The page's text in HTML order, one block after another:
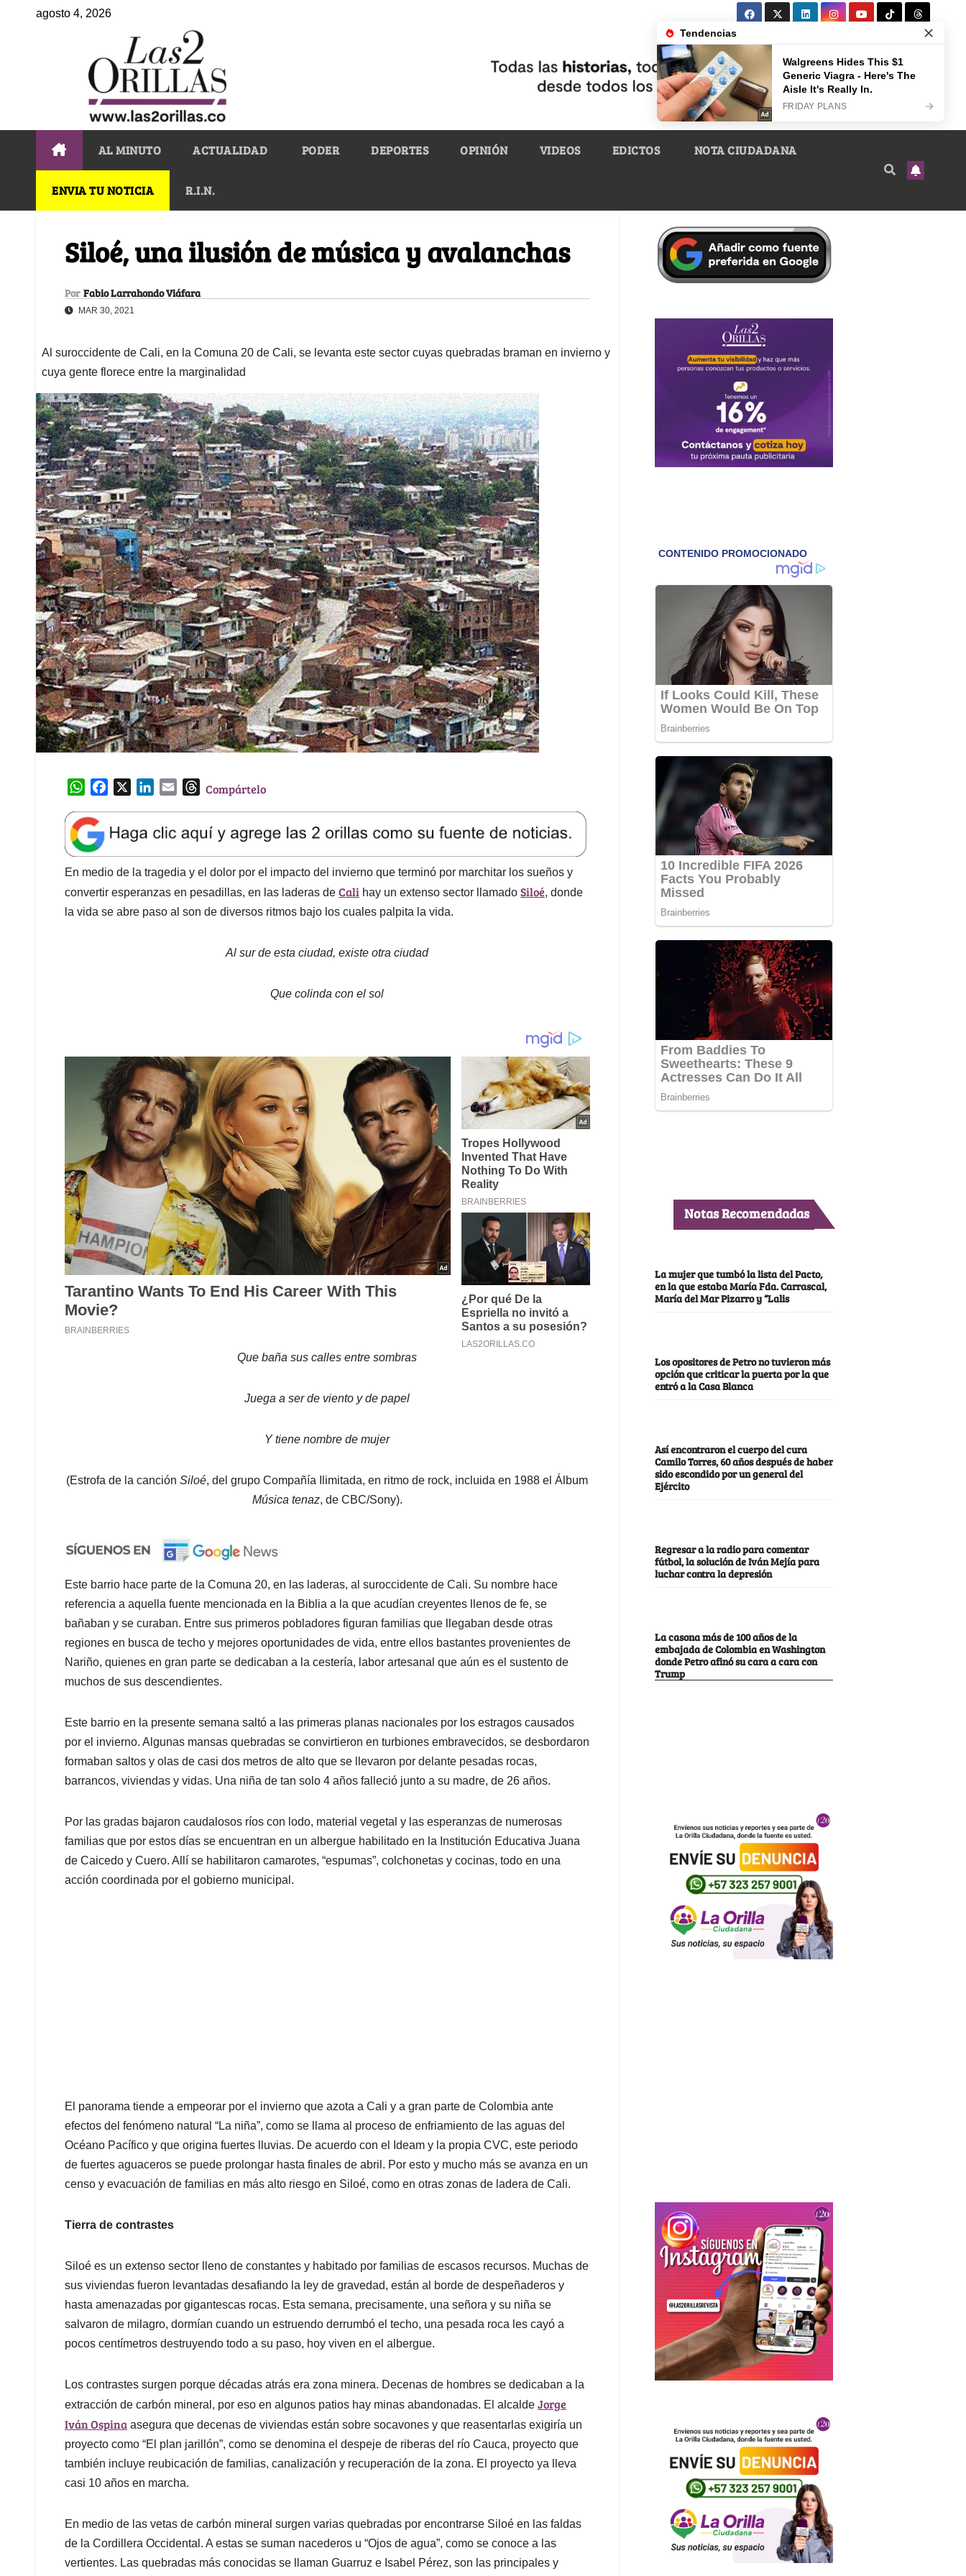
agosto 4, 2026
AL MINUTO ACTUALIDAD PODER DEPORTES OPINIÓN VIDEOS EDICTOS NOTA CIUDADANA
ENVIA TU NOTICIA R.I.N.
Siloé, una ilusión de música y avalanchas
Por Fabio Larrahondo Viáfara
MAR 30, 2021
Al suroccidente de Cali, en la Comuna 20 de Cali, se levanta este sector cuyas quebradas braman en invierno y
cuya gente florece entre la marginalidad
W
a
t
s
A
p
p
e
b
o
o
k
k
e
d
I
n
l
T
e
a
d
s
Compártelo
En medio de la tragedia y el dolor por el impacto del invierno que terminó por marchitar los sueños y
convertir esperanzas en pesadillas, en las laderas de Cali hay un extenso sector llamado Siloé, donde
la vida se abre paso al son de diversos ritmos bajo los cuales palpita la vida.
Al sur de esta ciudad, existe otra ciudad
Que colinda con el sol
Que baña sus calles entre sombras
Juega a ser de viento y de papel
Y tiene nombre de mujer
(Estrofa de la canciónSiloé, del grupo Compañía Ilimitada, en ritmo de rock, incluida en 1988 el Álbum
Música tenaz, de CBC/Sony).
Este barrio hace parte de la Comuna 20, en las laderas, al suroccidente de Cali. Su nombre hace
referencia a aquella fuente mencionada en la Biblia a la que acudían creyentes llenos de fe, se
bañaban y se curaban. Entre sus primeros pobladores figuran familias que llegaban desde otras
regiones en busca de techo y mejores oportunidades de vida, entre ellos bastantes provenientes de
Nariño, quienes en gran parte se dedicaban a la cestería, labor artesanal que aún es el sustento de
muchos de sus descendientes.
Este barrio en la presente semana saltó a las primeras planas nacionales por los estragos causados
por el invierno. Algunas mansas quebradas se convirtieron en turbiones embravecidos, se desbordaron
formaban saltos y olas de casi dos metros de alto que se llevaron por delante pesadas rocas,
barrancos, viviendas y vidas. Una niña de tan solo 4 años falleció junto a su madre, de 26 años.
Por las gradas bajaron caudalosos ríos con lodo, material vegetal y las esperanzas de numerosas
familias que por estos días se encuentran en un albergue habilitado en la Institución Educativa Juana
de Caicedo y Cuero. Allí se habilitaron camarotes, “espumas”, colchonetas y cocinas, todo en una
acción coordinada por el gobierno municipal.
El panorama tiende a empeorar por el invierno que azota a Cali y a gran parte de Colombia ante
efectos del fenómeno natural “La niña”, como se llama al proceso de enfriamiento de las aguas del
Océano Pacífico y que origina fuertes lluvias. De acuerdo con el Ideam y la propia CVC, este periodo
de fuertes aguaceros se puede prolongar hasta finales de abril. Por esto y mucho más se avanza en un
censo y evacuación de familias en más alto riesgo en Siloé, como en otras zonas de ladera de Cali.
Tierra de contrastes
Siloé es un extenso sector lleno de constantes y habitado por familias de escasos recursos. Muchas de
sus viviendas fueron levantadas desafiando la ley de gravedad, están al borde de despeñaderos y
hasta amenazadas por gigantescas rocas. Esta semana, precisamente, una señora y su niña se
salvaron de milagro, dormían cuando un estruendo derrumbó el techo, una pesada roca les cayó a
pocos centímetros destruyendo todo a su paso, hoy viven en el albergue.
Los contrastes surgen porque décadas atrás era zona minera. Decenas de hombres se dedicaban a la
extracción de carbón mineral, por eso en algunos patios hay minas abandonadas. El alcalde Jorge
Iván Ospina asegura que decenas de viviendas están sobre socavones y que reasentarlas exigiría un
proyecto como “El plan jarillón”, como se denomina el despeje de riberas del río Cauca, proyecto que
también incluye reubicación de familias, canalización y recuperación de la zona. El proyecto ya lleva
casi 10 años en marcha.
En medio de las vetas de carbón mineral surgen varias quebradas por encontrarse Siloé en las faldas
de la Cordillera Occidental. A estas se suman nacederos u “Ojos de agua”, como se conoce a las
vertientes. Las quebradas más conocidas se llaman Guarruz e Isabel Pérez, son las principales y
Notas Recomendadas
La mujer que tumbó la lista del Pacto,
en la que estaba María Fda. Carrascal,
María del Mar Pizarro y “Lalis
Los opositores de Petro no tuvieron más
opción que criticar la puerta por la que
entró a la Casa Blanca
Así encontraron el cuerpo del cura
Camilo Torres, 60 años después de haber
sido escondido por un general del
Ejército
Regresar a la radio para comentar
fútbol, la solución de Iván Mejía para
luchar contra la depresión
La casona más de 100 años de la
embajada de Colombia en Washington
donde Petro afinó su cara a cara con
Trump